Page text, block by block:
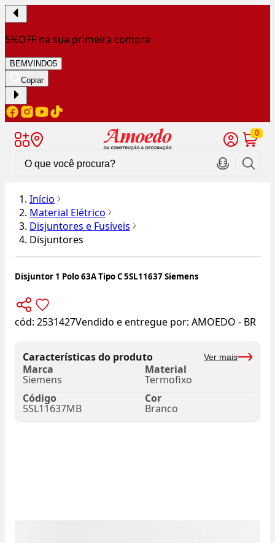
5%OFF na sua primeira compra:
BEMVINDO5
Copiar
0
Início
Material Elétrico
Disjuntores e Fusíveis
Disjuntores
Disjuntor 1 Polo 63A Tipo C 5SL11637 Siemens
cód: 2531427Vendido e entregue por: AMOEDO - BR
Características do produto Ver mais
Marca
Siemens
Material
Termofixo
Código
5SL11637MB
Cor
Branco